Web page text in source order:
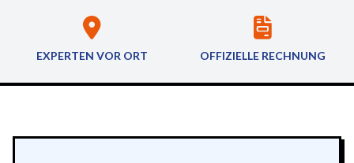
EXPERTEN VOR ORT OFFIZIELLE RECHNUNG